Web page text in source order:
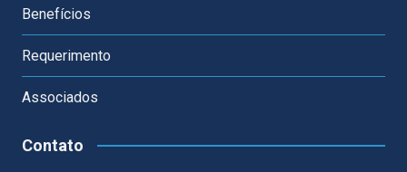
Benefícios
Requerimento
Associados
Contato